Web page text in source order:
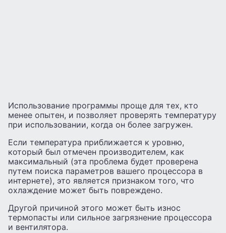
Использование программы проще для тех, кто
менее опытен, и позволяет проверять температуру
при использовании, когда он более загружен.
Если температура приближается к уровню,
который был отмечен производителем, как
максимальный (эта проблема будет проверена
путем поиска параметров вашего процессора в
интернете), это является признаком того, что
охлаждение может быть повреждено.
Другой причиной этого может быть износ
термопасты или сильное загрязнение процессора
и вентилятора.